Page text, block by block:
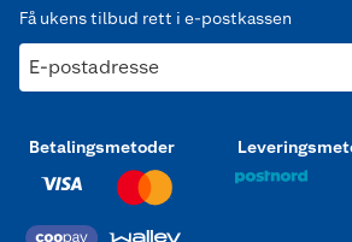
Få ukens tilbud rett i e-postkassen
E-postadresse
Betalingsmetoder